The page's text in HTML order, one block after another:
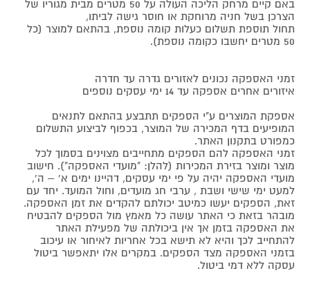
באם קיים מרחק הליכה העולה על 50 מטרים מבית מגוריו של
הצרכן בשל חניה מרוחקת או חוסר גישה לביתו,
תחול תוספת תשלום כעלות קומה נוספת, בהתאם למוצר (כל
50 מטרים יחשבו כקומה נוספת).
זמני האספקה נכונים לאזורים גדרה עד חדרה
איזורים אחרים אספקה עד 14 ימי עסקים נוספים
אספקת המוצרים ע"י הספקים תתבצע בהתאם לתנאים
המופיעים בדף המכירה של המוצר, בכפוף לביצוע התשלום
כמפורט בתקנון האתר.
זמני האספקה להם הספקים מתחייבים מצוינים בסמוך לכל
מוצר ומוצר בזירת המכירות (להלן: "מועדי האספקה"). חישוב
מועדי האספקה יהיה על פי ימי עסקים, דהיינו ימים א' – ה',
למעט ימי שישי ושבת , ערבי חג מועדים, וחול המועד. יחד עם
זאת, הספקים יעשו כמיטב יכולתם להקדים את זמן האספקה.
מובהר בזאת כי האתר עושה כל מאמץ מול הספקים להבטיח
את האספקה בזמן אך אין ביכולתה של מפעילת האתר
להתחייב לכך והיא לא תישא בכל אחריות לאיחור או עיכוב
בזמני האספקה מצד הספקים. במקרים אלו יתאפשר ביטול
עסקה ללא דמי ביטול.